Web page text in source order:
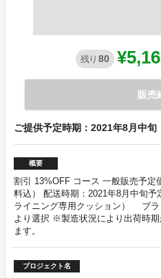
残り 80
販売
ご提供予定時期：2021年8月中旬
概要
割引 13%OFF コース 一般販売予
料込） 配送時期：2021年8月中旬
ライニング専用クッション） ブラ
より選択 ※製造状況により出荷時
ます。
プロジェクト名